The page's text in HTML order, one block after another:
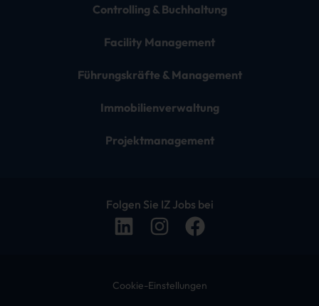
Controlling & Buchhaltung
Facility Management
Führungskräfte & Management
Immobilienverwaltung
Projektmanagement
Folgen Sie IZ Jobs bei
Cookie-Einstellungen